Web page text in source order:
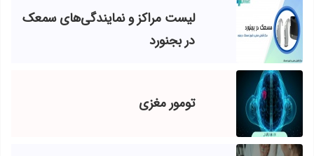
لیست مراکز و نمایندگی‌های سمعک
در بجنورد
تومور مغزی